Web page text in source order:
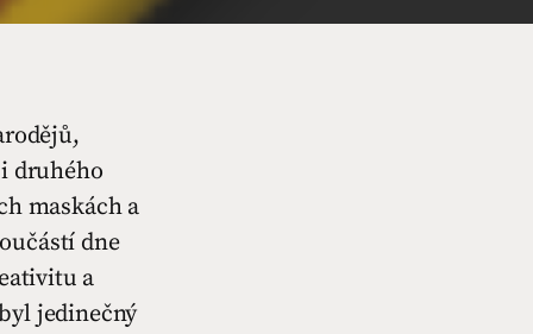
druhého
maskách a
dne
a
jedinečný